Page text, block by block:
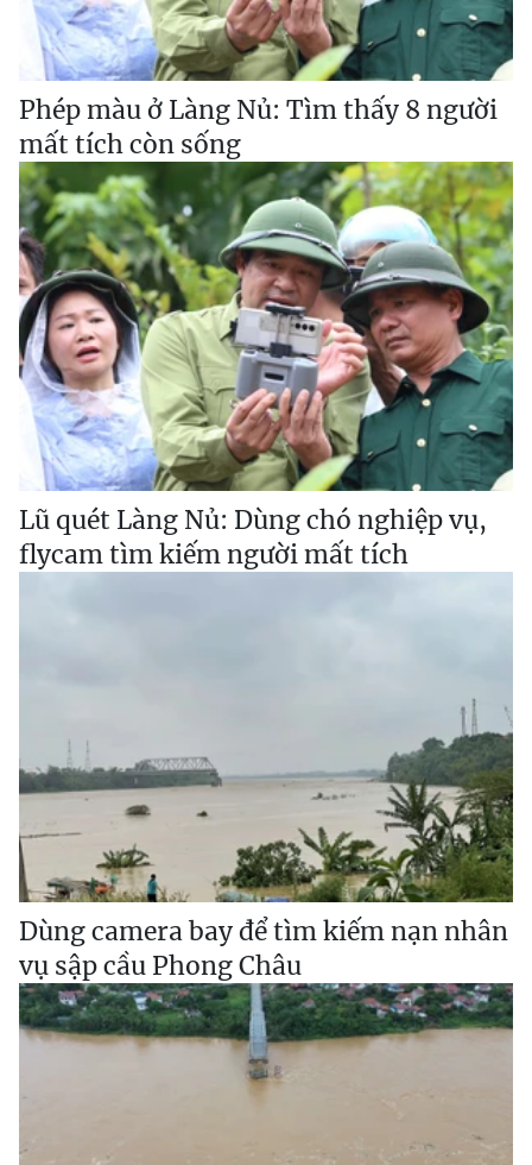
Phép màu ở Làng Nủ: Tìm thấy 8 người
mất tích còn sống
Lũ quét Làng Nủ: Dùng chó nghiệp vụ,
flycam tìm kiếm người mất tích
Dùng camera bay để tìm kiếm nạn nhân
vụ sập cầu Phong Châu